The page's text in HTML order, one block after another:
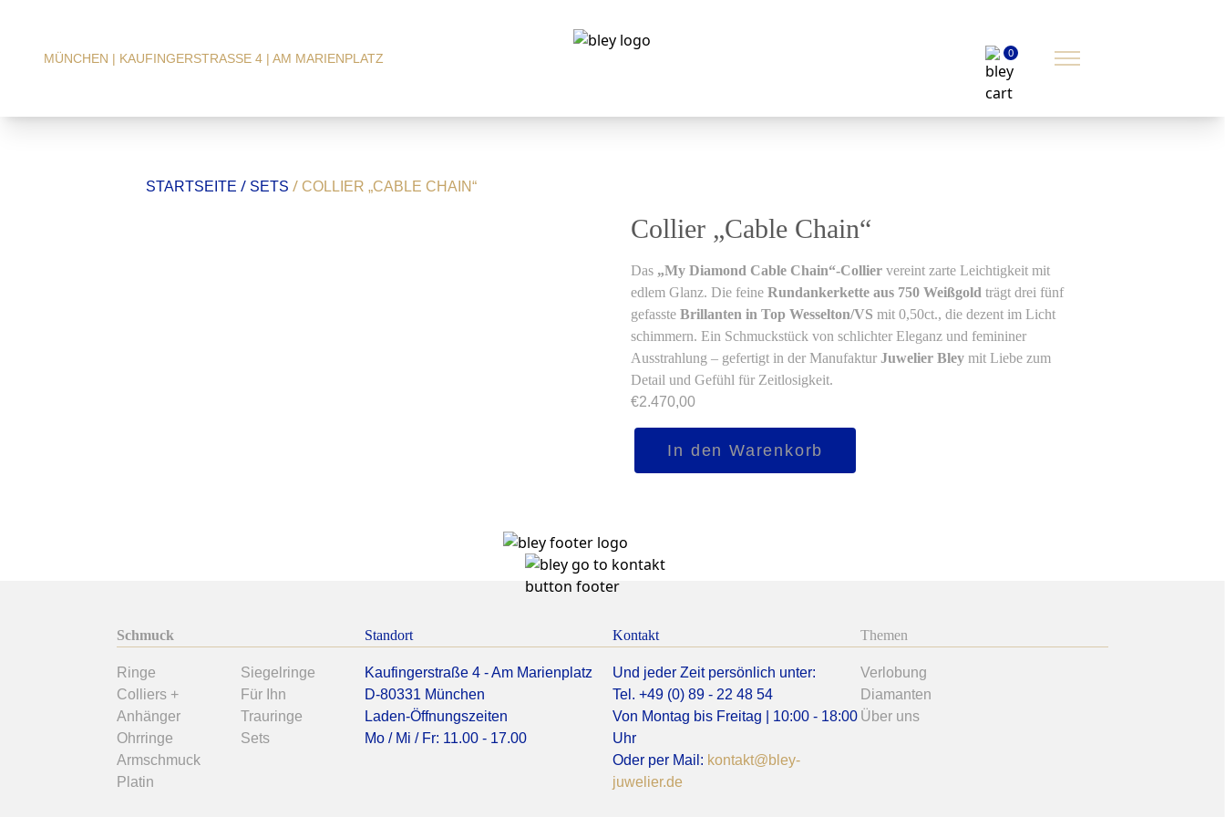
MÜNCHEN | KAUFINGERSTRASSE 4 | AM MARIENPLATZ 0
STARTSEITE / SETS / COLLIER „CABLE CHAIN“
Collier „Cable Chain“
Das „My Diamond Cable Chain“-Collier vereint zarte Leichtigkeit mit
edlem Glanz. Die feineRundankerkette aus 750 Weißgold trägt drei fünf
gefassteBrillanten in Top Wesselton/VSmit 0,50ct., die dezent im Licht
schimmern. Ein Schmuckstück von schlichter Eleganz und femininer
Ausstrahlung – gefertigt in der ManufakturJuwelier Bley mit Liebe zum
Detail und Gefühl für Zeitlosigkeit.
€2.470,00
"CableIn den Warenkorb
Schmuck
Ringe
Colliers +
Anhänger
Ohrringe
Armschmuck
Platin
Siegelringe
Für Ihn
Trauringe
Sets
Standort
Kaufingerstraße 4 - Am Marienplatz
D-80331 München
Laden-Öffnungszeiten
Mo / Mi / Fr: 11.00 - 17.00
Kontakt
Und jeder Zeit persönlich unter:
Tel. +49 (0) 89 - 22 48 54
Von Montag bis Freitag | 10:00 - 18:00
Uhr
Oder per Mail: kontakt@bley-
juwelier.de
Themen
Verlobung
Diamanten
Über uns